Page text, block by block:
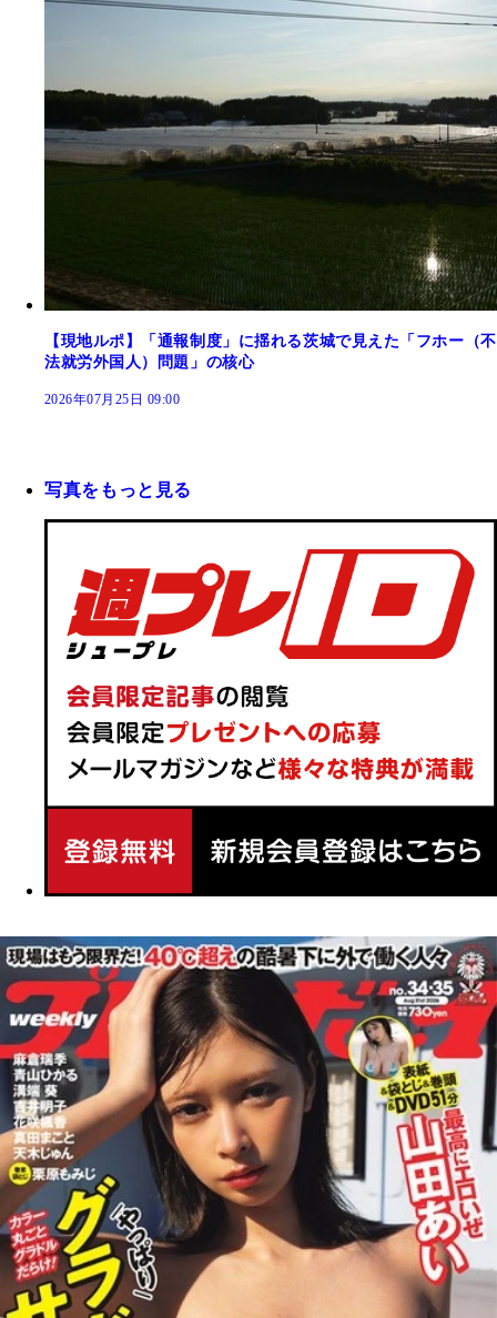
【現地ルポ】「通報制度」に揺れる茨城で見えた「フホー（不
法就労外国人）問題」の核心
2026年07月25日 09:00
写真をもっと見る